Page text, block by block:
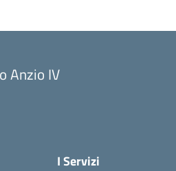
Anzio IV
I Servizi